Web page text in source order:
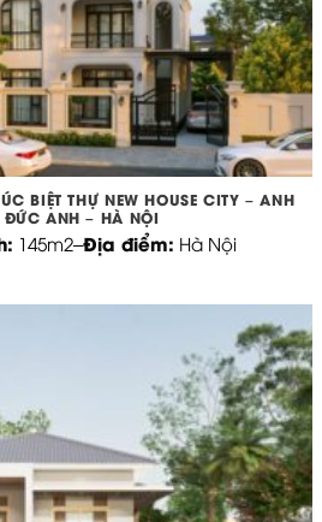
BIỆT THỰ NEW HOUSE CITY – ANH
ĐỨC ANH – HÀ NỘI
145m2–Địa điểm: Hà Nội